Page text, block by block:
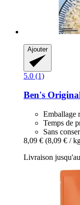
Ajouter
5.0 (1)
Ben's
Emballage
Temps de
Sans
8,09 € (8,09 € /
Livraison